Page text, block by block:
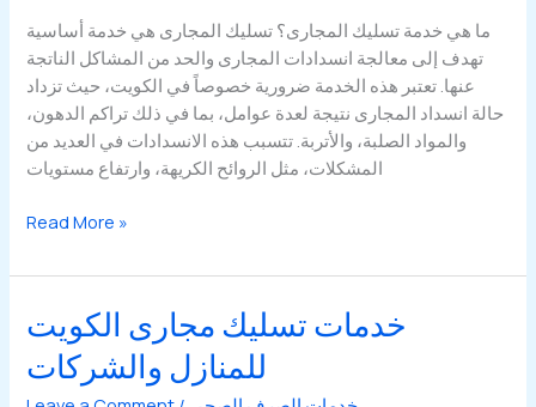
ما هي خدمة تسليك المجارى؟ تسليك المجارى هي خدمة أساسية
تهدف إلى معالجة انسدادات المجارى والحد من المشاكل الناتجة
عنها. تعتبر هذه الخدمة ضرورية خصوصاً في الكويت، حيث تزداد
حالة انسداد المجارى نتيجة لعدة عوامل، بما في ذلك تراكم الدهون،
والمواد الصلبة، والأتربة. تتسبب هذه الانسدادات في العديد من
المشكلات، مثل الروائح الكريهة، وارتفاع مستويات
تسليك
الكويت
ساعة
لجميع
حالات
Read More »
خدمات تسليك مجارى الكويت
للمنازل والشركات